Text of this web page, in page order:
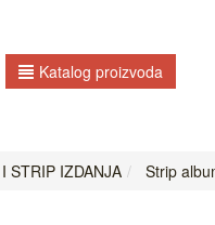
Katalog proizvoda
STRIP IZDANJA Strip